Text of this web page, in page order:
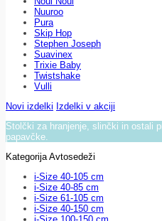
Nuuroo
Pura
Skip Hop
Stephen Joseph
Suavinex
Trixie Baby
Twistshake
Vulli
Novi izdelki Izdelki v akciji
Stolčki za hranjenje, slinčki in ostali
papavčke.
Kategorija Avtosedeži
i-Size 40-105 cm
i-Size 40-85 cm
i-Size 61-105 cm
i-Size 40-150 cm